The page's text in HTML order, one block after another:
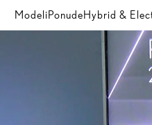
ModeliPonudeHybrid &